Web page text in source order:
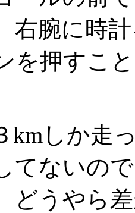
右腕に時
を押すこ
kmしか走
てないの
どうやら